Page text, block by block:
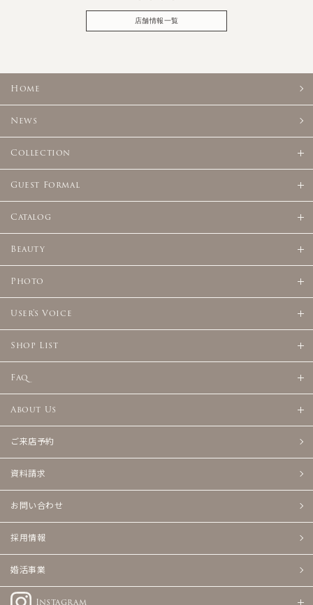
店舗情報一覧
Home
News
Collection
Guest Formal
Catalog
Beauty
Photo
User's Voice
Shop List
Faq
About Us
ご来店予約
資料請求
お問い合わせ
採用情報
婚活事業